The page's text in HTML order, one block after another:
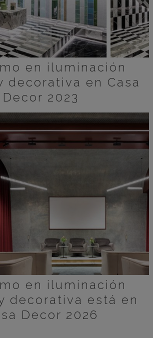
en iluminación
decorativa en Casa
Decor 2023
en iluminación
decorativa está en
Decor 2026